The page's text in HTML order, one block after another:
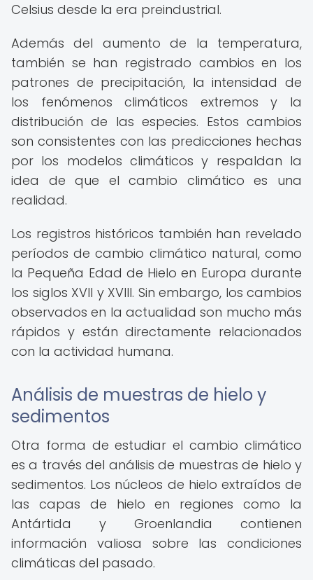
Celsius desde la era preindustrial.
Además del aumento de la temperatura,
también se han registrado cambios en los
patrones de precipitación, la intensidad de
los fenómenos climáticos extremos y la
distribución de las especies. Estos cambios
son consistentes con las predicciones hechas
por los modelos climáticos y respaldan la
idea de que el cambio climático es una
realidad.
Los registros históricos también han revelado
períodos de cambio climático natural, como
la Pequeña Edad de Hielo en Europa durante
los siglos XVII y XVIII. Sin embargo, los cambios
observados en la actualidad son mucho más
rápidos y están directamente relacionados
con la actividad humana.
Análisis de muestras de hielo y
sedimentos
Otra forma de estudiar el cambio climático
es a través del análisis de muestras de hielo y
sedimentos. Los núcleos de hielo extraídos de
las capas de hielo en regiones como la
Antártida y Groenlandia contienen
información valiosa sobre las condiciones
climáticas del pasado.